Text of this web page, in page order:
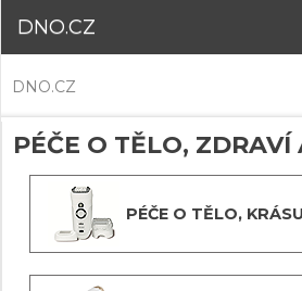
DNO.CZ
DNO.CZ
PÉČE O TĚLO, ZDRAVÍ
PÉČE O TĚLO, KRÁSU